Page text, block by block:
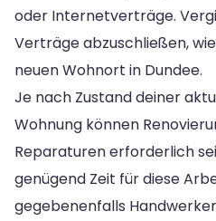
oder Internetverträge.
Verträge abzuschließen,
neuen Wohnort in Dundee.
Je nach Zustand deiner
Wohnung können
Reparaturen erforderlich
genügend Zeit für diese
gegebenenfalls